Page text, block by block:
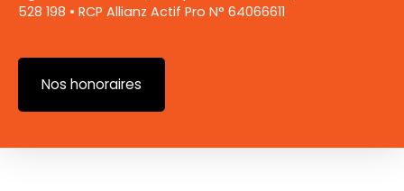
528 198 • RCP Allianz Actif Pro N° 64066611
Nos honoraires